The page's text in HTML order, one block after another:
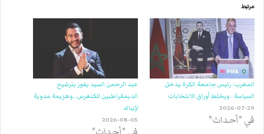
مرتبط
المغرب: رئيس جامعة الكرة يدخل
السياسة.. ويخلط أوراق الانتخابات
2026-07-29
في "أحداث"
عبد الرحمن السيد يفوز بترشيح
الديمقراطيين للكنغرس.. وهزيمة مدوية
لإيباك
2026-08-05